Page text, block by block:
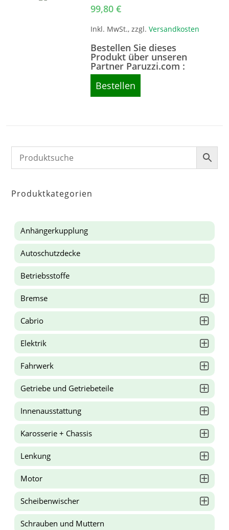
99,80€
Inkl. MwSt., zzgl.Versandkosten
Bestellen Sie dieses
Produkt über unseren
Partner Paruzzi.com :
Bestellen
Produktkategorien
Anhängerkupplung
Autoschutzdecke
Betriebsstoffe
Bremse
Cabrio
Elektrik
Fahrwerk
Getriebe und Getriebeteile
Innenausstattung
Karosserie + Chassis
Lenkung
Motor
Scheibenwischer
Schrauben und Muttern